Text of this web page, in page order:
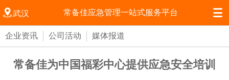
常备佳应急管理一站式服务平台
武汉 
企业资讯 公司活动 媒体报道
常备佳为中国福彩中心提供应急安全培训